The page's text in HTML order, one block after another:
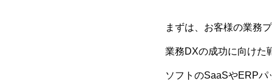
まずは、お客様の業務
業務DXの成功に向けた
ソフトのSaaSやERP